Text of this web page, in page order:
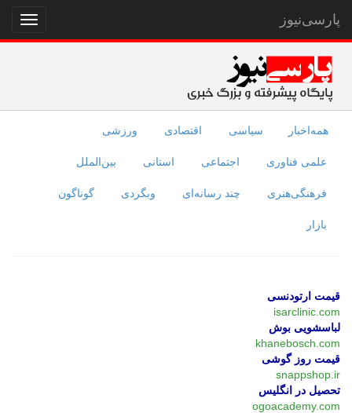
نمایش
منو
پارسی‌نیوز
همه‌اخبار سیاسی اقتصادی ورزشی
علمی فناوری اجتماعی استانی بین‌الملل
فرهنگی‌هنری چند رسانه‌ای وبگردی گوناگون
بازار
قیمت ارتودنسی
isarclinic.com
لباسشویی بوش
khanebosch.com
قیمت روز گوشی
snappshop.ir
تحصیل در انگلیس
ogoacademy.com